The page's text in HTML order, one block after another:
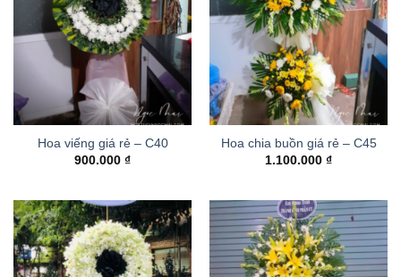
Hoa viếng giá rẻ – C40
900.000 ₫
Hoa chia buồn giá rẻ – C45
1.100.000 ₫